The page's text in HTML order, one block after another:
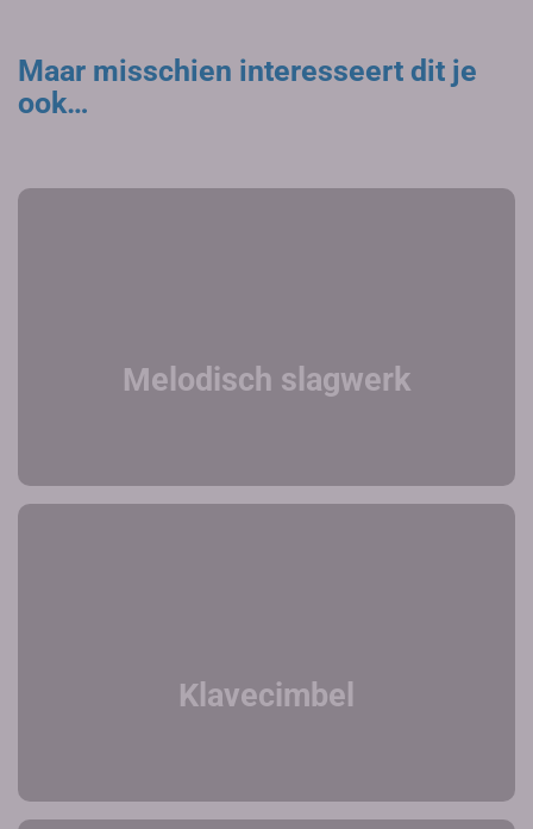
Maar misschien interesseert dit je
ook…
Melodisch slagwerk
Klavecimbel